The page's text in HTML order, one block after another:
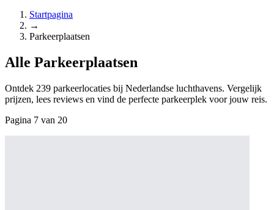
Startpagina
→
Parkeerplaatsen
Alle Parkeerplaatsen
Ontdek 239 parkeerlocaties bij Nederlandse luchthavens. Vergelijk
prijzen, lees reviews en vind de perfecte parkeerplek voor jouw reis.
Pagina 7 van 20